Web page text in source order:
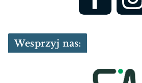
Wesprzyj nas: